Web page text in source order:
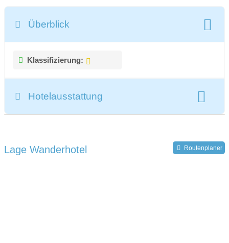
Überblick
Klassifizierung:
Hotelausstattung
Lage Wanderhotel Routenplaner